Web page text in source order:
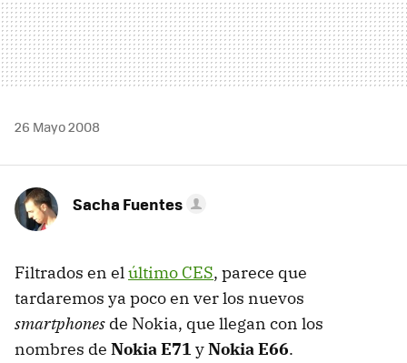
26 Mayo 2008
Sacha Fuentes
Filtrados en elúltimo CES, parece que
tardaremos ya poco en ver los nuevos
smartphones de Nokia, que llegan con los
nombres de Nokia E71 yNokia E66.